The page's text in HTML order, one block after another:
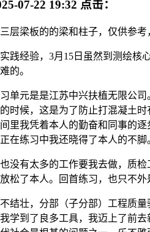
07-22 19:32 点击：
梁板的的梁和柱子，仅供参考
经验，3月15日虽然到测绘核心
的。
元是是江苏中兴扶植无限公司
时候，这是为了防止打混凝土
里我凭着本人的勤奋和同事的
在练习中我还晓得了本人的不脚
有太多的工作要我去做，质检
松了本人。回首练习，也只不
壮，分部（子分部）工程质量
学到了良多工具，我迈上了前